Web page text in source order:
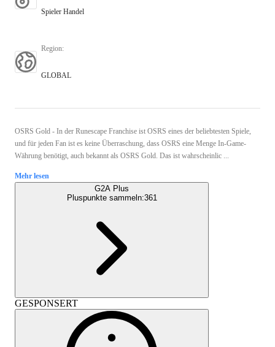
Spieler Handel
Region:
GLOBAL
OSRS Gold - In der Runescape Franchise ist OSRS eines der beliebtesten Spiele,
und für jeden Fan ist es keine Überraschung, dass OSRS eine Menge In-Game-
Währung benötigt, auch bekannt als OSRS Gold. Das ist wahrscheinlic ...
Mehr lesen
G2A Plus
Pluspunkte sammeln:361
GESPONSERT